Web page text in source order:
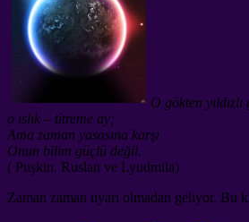
O gökten
o ıslık – titreme ay;
Ama zaman yasasına karşı
Onun bilim güçlü değil.
( Puşkin. Ruslan ve Lyudmila)
Zaman zaman uyarı olmadan geliyor. Bu